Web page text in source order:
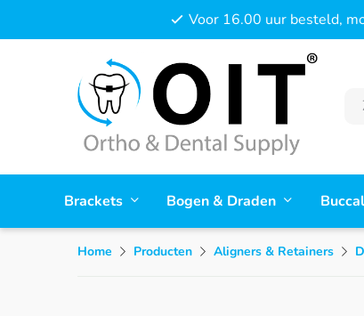
Voor 16.00 uur besteld,
Brackets Bogen & Draden
Home Producten Aligners & Retainers